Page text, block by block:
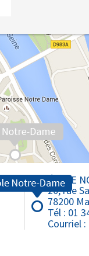
ÉCOLE
20, rue
78200
Tél : 01
Courriel :